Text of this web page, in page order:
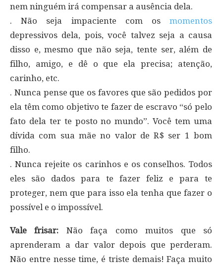
nem ninguém irá compensar a ausência dela.
. Não seja impaciente com os momentos
depressivos dela, pois, você talvez seja a causa
disso e, mesmo que não seja, tente ser, além de
filho, amigo, e dê o que ela precisa; atenção,
carinho, etc.
. Nunca pense que os favores que são pedidos por
ela têm como objetivo te fazer de escravo “só pelo
fato dela ter te posto no mundo”. Você tem uma
dívida com sua mãe no valor de R$ ser 1 bom
filho.
. Nunca rejeite os carinhos e os conselhos. Todos
eles são dados para te fazer feliz e para te
proteger, nem que para isso ela tenha que fazer o
possível e o impossível.
Vale frisar: Não faça como muitos que só
aprenderam a dar valor depois que perderam.
Não entre nesse time, é triste demais! Faça muito